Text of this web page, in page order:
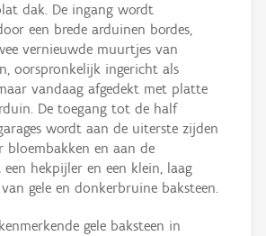
dak. De ingang wordt
een brede arduinen bordes,
vernieuwde muurtjes van
oorspronkelijk ingericht als
vandaag afgedekt met platte
De toegang tot de half
wordt aan de uiterste zijden
bloembakken en aan de
hekpijler en een klein, laag
gele en donkerbruine baksteen.
gele baksteen in